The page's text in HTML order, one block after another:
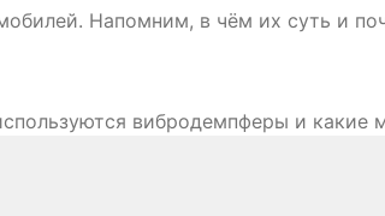
Напомним, в чём их суть и
вибродемпферы и какие